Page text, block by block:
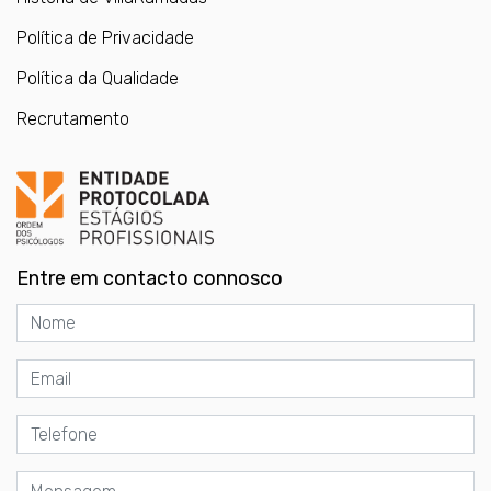
Política de Privacidade
Política da Qualidade
Recrutamento
Entre em contacto connosco